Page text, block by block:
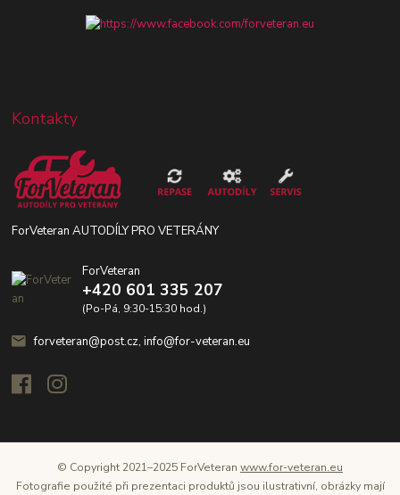
Kontakty
ForVeteran AUTODÍLY PRO VETERÁNY
ForVeteran
+420 601 335 207
(Po-Pá, 9:30-15:30 hod.)
forveteran@post.cz, info@for-veteran.eu
© Copyright 2021–2025 ForVeteran www.for-veteran.eu
Fotografie použité při prezentaci produktů jsou ilustrativní, obrázky mají